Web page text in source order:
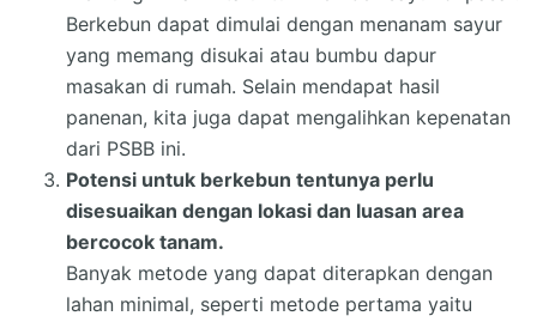
Berkebun dapat dimulai dengan menanam sayur
yang memang disukai atau bumbu dapur
masakan di rumah. Selain mendapat hasil
panenan, kita juga dapat mengalihkan kepenatan
dari PSBB ini.
Potensi untuk berkebun tentunya perlu
disesuaikan dengan lokasi dan luasan area
bercocok tanam.
Banyak metode yang dapat diterapkan dengan
lahan minimal, seperti metode pertama yaitu